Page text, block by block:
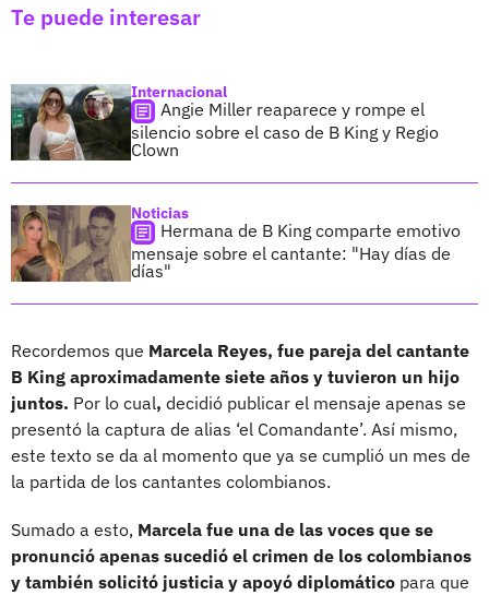
Te puede interesar
Internacional
Angie Miller reaparece y rompe el
silencio sobre el caso de B King y Regio
Clown
Noticias
Hermana de B King comparte emotivo
mensaje sobre el cantante: "Hay días de
días"
Recordemos que Marcela Reyes, fue pareja del cantante
B King aproximadamente siete años y tuvieron un hijo
juntos. Por lo cual, decidió publicar el mensaje apenas se
presentó la captura de alias ‘el Comandante’. Así mismo,
este texto se da al momento que ya se cumplió un mes de
la partida de los cantantes colombianos.
Sumado a esto, Marcela fue una de las voces que se
pronunció apenas sucedió el crimen de los colombianos
y también solicitó justicia y apoyó diplomático para que